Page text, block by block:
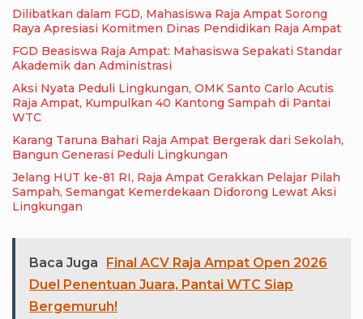
Dilibatkan dalam FGD, Mahasiswa Raja Ampat Sorong
Raya Apresiasi Komitmen Dinas Pendidikan Raja Ampat
FGD Beasiswa Raja Ampat: Mahasiswa Sepakati Standar
Akademik dan Administrasi
Aksi Nyata Peduli Lingkungan, OMK Santo Carlo Acutis
Raja Ampat, Kumpulkan 40 Kantong Sampah di Pantai
WTC
Karang Taruna Bahari Raja Ampat Bergerak dari Sekolah,
Bangun Generasi Peduli Lingkungan
Jelang HUT ke-81 RI, Raja Ampat Gerakkan Pelajar Pilah
Sampah, Semangat Kemerdekaan Didorong Lewat Aksi
Lingkungan
Baca Juga
Final ACV Raja Ampat Open 2026
Duel Penentuan Juara, Pantai WTC Siap
Bergemuruh!